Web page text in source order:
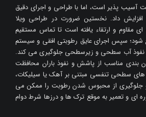
آسیب پذیر است، اما با طراحی و اجرای دقیق
افزایش داد. نخستین ضرورت در طراحی ویلا
مقاوم و ارتقاء یافته است تا تماس مستقیم
شود؛ سپس اجرای عایق رطوبتی افقی و سیستم
نفوذ آب سطحی و زیرسطحی جلوگیری می کند.
بندی مناسب از پاشش و نفوذ باران محافظت
سطحی تنفسی مبتنی بر آهک یا سیلیکات،
و جلوگیری از محبوس شدن رطوبت را ممکن می
ای و تعمیر به موقع ترک ها و درزها شرط دوام